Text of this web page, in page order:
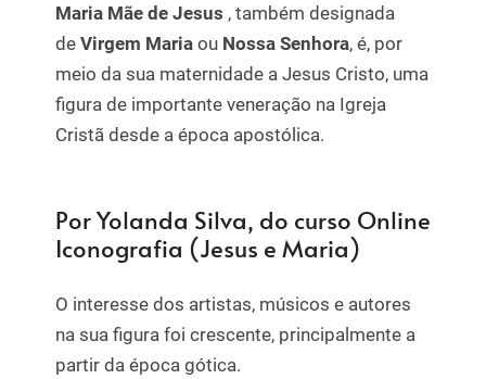
Maria Mãe de Jesus , também designada
de Virgem Maria ou Nossa Senhora, é, por
meio da sua maternidade a Jesus Cristo, uma
figura de importante veneração na Igreja
Cristã desde a época apostólica.
Por Yolanda Silva, do curso Online
Iconografia (Jesus e Maria)
O interesse dos artistas, músicos e autores
na sua figura foi crescente, principalmente a
partir da época gótica.